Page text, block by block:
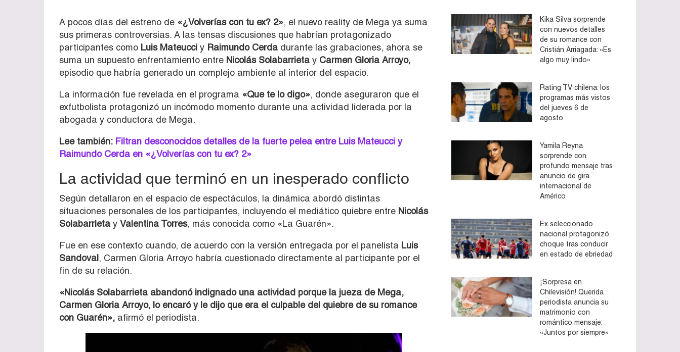
A pocos días del estreno de «¿Volverías con tu ex? 2», el nuevo reality de Mega ya suma
sus primeras controversias. A las tensas discusiones que habrían protagonizado
participantes como Luis Mateucci y Raimundo Cerda durante las grabaciones, ahora se
suma un supuesto enfrentamiento entre Nicolás Solabarrieta y Carmen Gloria Arroyo,
episodio que habría generado un complejo ambiente al interior del espacio.
La información fue revelada en el programa «Que te lo digo», donde aseguraron que el
exfutbolista protagonizó un incómodo momento durante una actividad liderada por la
abogada y conductora de Mega.
Lee también: Filtran desconocidos detalles de la fuerte pelea entre Luis Mateucci y
Raimundo Cerda en «¿Volverías con tu ex? 2»
La actividad que terminó en un inesperado conflicto
Según detallaron en el espacio de espectáculos, la dinámica abordó distintas
situaciones personales de los participantes, incluyendo el mediático quiebre entre Nicolás
Solabarrieta y Valentina Torres, más conocida como «La Guarén».
Fue en ese contexto cuando, de acuerdo con la versión entregada por el panelista Luis
Sandoval, Carmen Gloria Arroyo habría cuestionado directamente al participante por el
fin de su relación.
«Nicolás Solabarrieta abandonó indignado una actividad porque la jueza de Mega,
Carmen Gloria Arroyo, lo encaró y le dijo que era el culpable del quiebre de su romance
con Guarén», afirmó el periodista.
Kika Silva sorprende
con nuevos detalles
de su romance con
Cristián Arriagada: «Es
algo muy lindo»
Rating TV chilena: los
programas más vistos
del jueves 6 de
agosto
Yamila Reyna
sorprende con
profundo mensaje tras
anuncio de gira
internacional de
Américo
Ex seleccionado
nacional protagonizó
choque tras conducir
en estado de ebriedad
¡Sorpresa en
Chilevisión! Querida
periodista anuncia su
matrimonio con
romántico mensaje:
«Juntos por siempre»